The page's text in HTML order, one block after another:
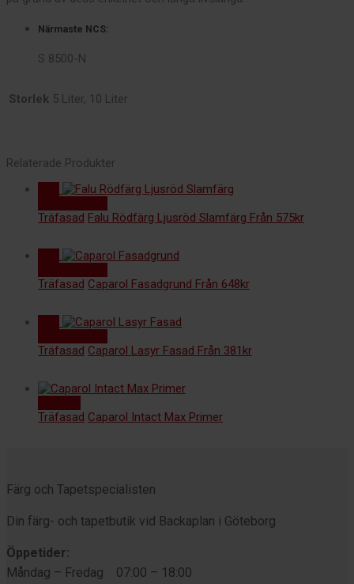
Närmaste NCS:
S 8500-N
Storlek 5 Liter, 10 Liter
Relaterade Produkter
Träfasad Falu Rödfärg Ljusröd Slamfärg Från 575kr
Träfasad Caparol Fasadgrund Från 648kr
Träfasad Caparol Lasyr Fasad Från 381 kr
Träfasad Caparol Intact Max Primer
Färg och Tapetspecialisten
Din färg- och tapetbutik vid Backaplan i Göteborg
Öppetider:
Måndag – Fredag 07:00 – 18:00